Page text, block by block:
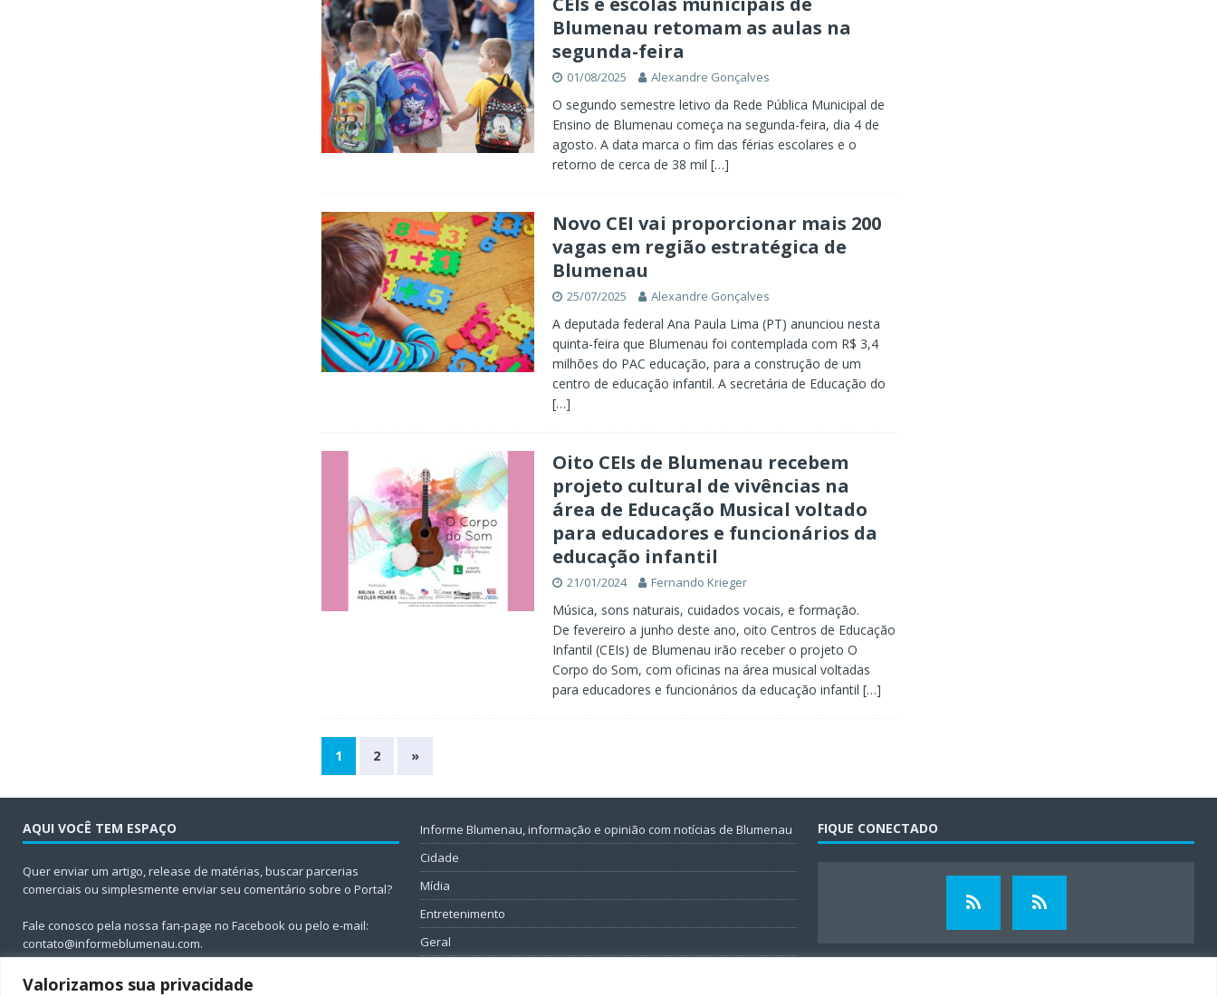
Valorizamos sua privacidade
Blumenau retomam as aulas na
segunda-feira
01/08/2025 Alexandre Gonçalves
O segundo semestre letivo da Rede Pública Municipal de
Ensino de Blumenau começa na segunda-feira, dia 4 de
agosto. A data marca o fim das férias escolares e o
retorno de cerca de 38 mil […]
Novo CEI vai proporcionar mais 200
vagas em região estratégica de
Blumenau
25/07/2025 Alexandre Gonçalves
A deputada federal Ana Paula Lima (PT) anunciou nesta
quinta-feira que Blumenau foi contemplada com R$ 3,4
milhões do PAC educação, para a construção de um
centro de educação infantil. A secretária de Educação do
[…]
Oito CEIs de Blumenau recebem
projeto cultural de vivências na
área de Educação Musical voltado
para educadores e funcionários da
educação infantil
21/01/2024 Fernando Krieger
Música, sons naturais, cuidados vocais, e formação.
De fevereiro a junho deste ano, oito Centros de Educação
Infantil (CEIs) de Blumenau irão receber o projeto O
Corpo do Som, com oficinas na área musical voltadas
para educadores e funcionários da educação infantil […]
1 2 »
AQUI VOCÊ TEM ESPAÇO
Quer enviar um artigo, release de matérias, buscar parcerias
comerciais ou simplesmente enviar seu comentário sobre o Portal?
Fale conosco pela nossa fan-page no Facebook ou pelo e-mail:
contato@informeblumenau.com.
Informe Blumenau, informação e opinião com notícias de Blumenau
Cidade
Mídia
Entretenimento
Geral
FIQUE CONECTADO